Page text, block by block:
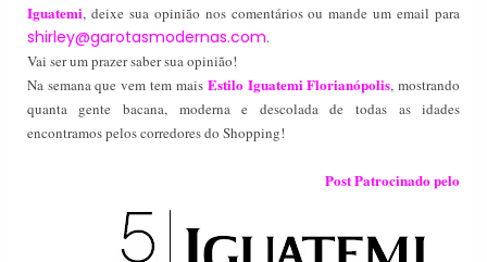
Iguatemi, deixe sua opinião nos comentários ou mande um email para
shirley@garotasmodernas.com.
Vai ser um prazer saber sua opinião!
Na semana que vem tem mais Estilo Iguatemi Florianópolis, mostrando
quanta gente bacana, moderna e descolada de todas as idades
encontramos pelos corredores do Shopping!
Post Patrocinado pelo